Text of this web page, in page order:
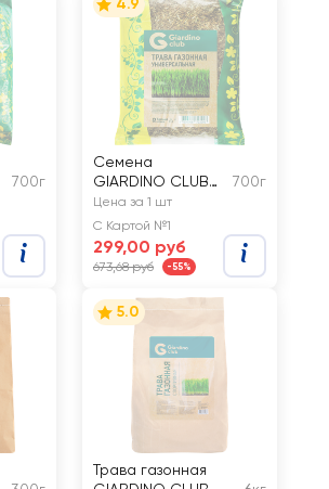
700г
4.9
Семена
GIARDINO CLUB
Трава газонная
Универсальная
700г
Цена за 1 шт
С Картой №1
299,00 руб
673,68 руб -55%
5.0
Трава газонная